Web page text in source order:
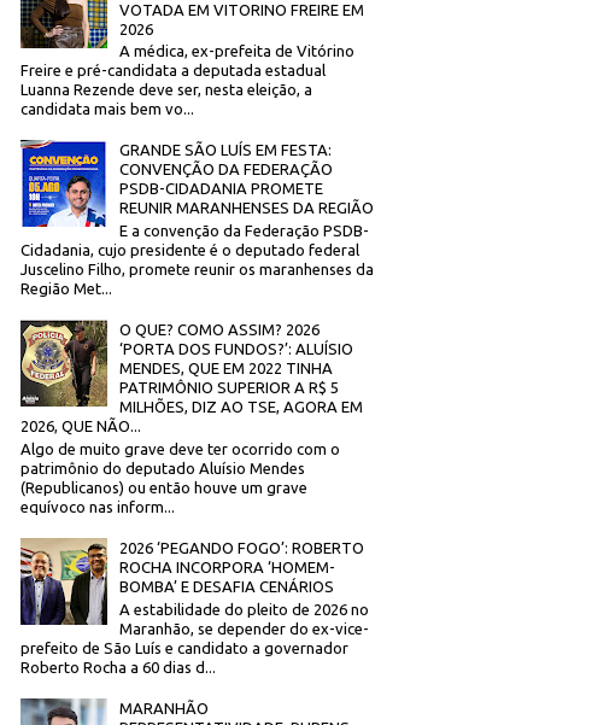
VOTADA EM VITORINO FREIRE EM
2026
A médica, ex-prefeita de Vitórino
Freire e pré-candidata a deputada estadual
Luanna Rezende deve ser, nesta eleição, a
candidata mais bem vo...
GRANDE SÃO LUÍS EM FESTA:
CONVENÇÃO DA FEDERAÇÃO
PSDB-CIDADANIA PROMETE
REUNIR MARANHENSES DA REGIÃO
E a convenção da Federação PSDB-
Cidadania, cujo presidente é o deputado federal
Juscelino Filho, promete reunir os maranhenses da
Região Met...
O QUE? COMO ASSIM? 2026
‘PORTA DOS FUNDOS?’: ALUÍSIO
MENDES, QUE EM 2022 TINHA
PATRIMÔNIO SUPERIOR A R$ 5
MILHÕES, DIZ AO TSE, AGORA EM
2026, QUE NÃO...
Algo de muito grave deve ter ocorrido com o
patrimônio do deputado Aluísio Mendes
(Republicanos) ou então houve um grave
equívoco nas inform...
2026 ‘PEGANDO FOGO’: ROBERTO
ROCHA INCORPORA ‘HOMEM-
BOMBA’ E DESAFIA CENÁRIOS
A estabilidade do pleito de 2026 no
Maranhão, se depender do ex-vice-
prefeito de São Luís e candidato a governador
Roberto Rocha a 60 dias d...
MARANHÃO